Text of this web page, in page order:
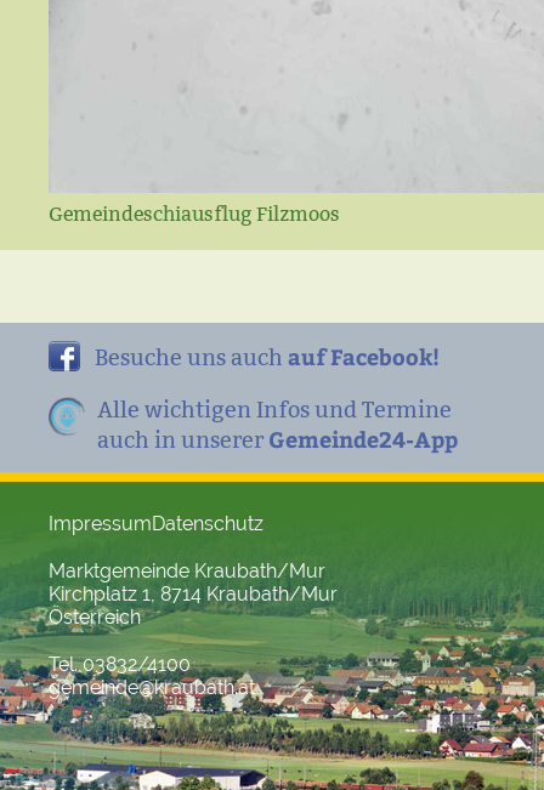
Gemeindeschiausflug Filzmoos
Besuche uns auch auf Facebook!
Alle wichtigen Infos und Termine
auch in unserer Gemeinde24-App
ImpressumDatenschutz
Marktgemeinde Kraubath/Mur
Kirchplatz 1, 8714 Kraubath/Mur
Österreich
Tel. 03832/4100
gemeinde@kraubath.at